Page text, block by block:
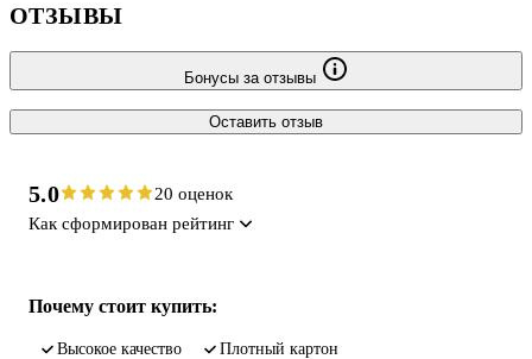
ОТЗЫВЫ
Бонусы за отзывы
Оставить отзыв
5.0
20 оценок
Как сформирован рейтинг
Почему стоит купить:
высокое качество
плотный картон